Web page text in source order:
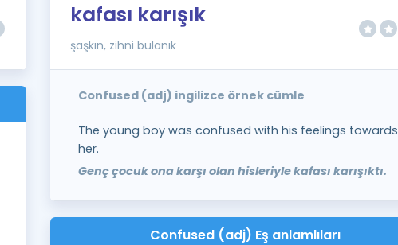
kafası karışık
şaşkın, zihni bulanık
Confused (adj) ingilizce örnek cümle
The young boy was confused with his feelings towards
her.
Genç çocuk ona karşı olan hisleriyle kafası karışıktı.
Confused (adj) Eş anlamlıları